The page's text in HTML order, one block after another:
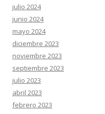
julio 2024
junio 2024
mayo 2024
diciembre 2023
noviembre 2023
septiembre 2023
julio 2023
abril 2023
febrero 2023